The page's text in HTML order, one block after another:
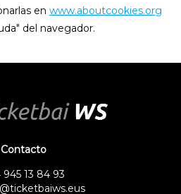
en www.aboutcookies.org
del navegador.
Contacto
945 13 84 93